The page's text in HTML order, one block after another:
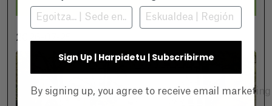
2026-07-25
Sign Up | Harpidetu | Subscribirme
By signing up, you agree to receive email